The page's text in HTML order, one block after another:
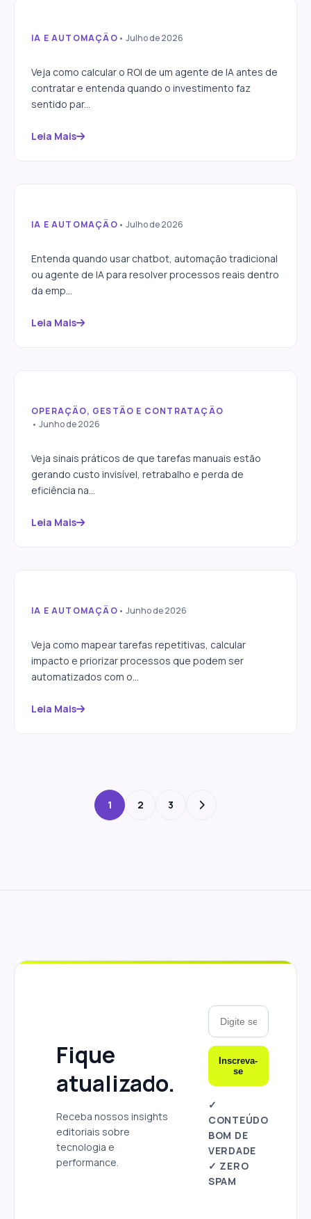
Como calcular o ROI de um
IA E AUTOMAÇÃO • Julho de 2026
Veja como calcular o ROI de um agente de IA antes de
contratar e entenda quando o investimento faz
sentido par...
Leia Mais
Chatbot, automação e agente
IA E AUTOMAÇÃO • Julho de 2026
Entenda quando usar chatbot, automação tradicional
ou agente de IA para resolver processos reais dentro
da emp...
Leia Mais
5 sinais de que sua empresa
manual
OPERAÇÃO, GESTÃO E CONTRATAÇÃO
• Junho de 2026
Veja sinais práticos de que tarefas manuais estão
gerando custo invisível, retrabalho e perda de
eficiência na...
Leia Mais
Como identificar processos
IA E AUTOMAÇÃO • Junho de 2026
Veja como mapear tarefas repetitivas, calcular
impacto e priorizar processos que podem ser
automatizados com o...
Leia Mais
1 2 3
Fique
atualizado.
Receba nossos insights
editoriais sobre
tecnologia e
performance.
Inscreva-
se
✓
CONTEÚDO
BOM DE
VERDADE
✓ ZERO
SPAM